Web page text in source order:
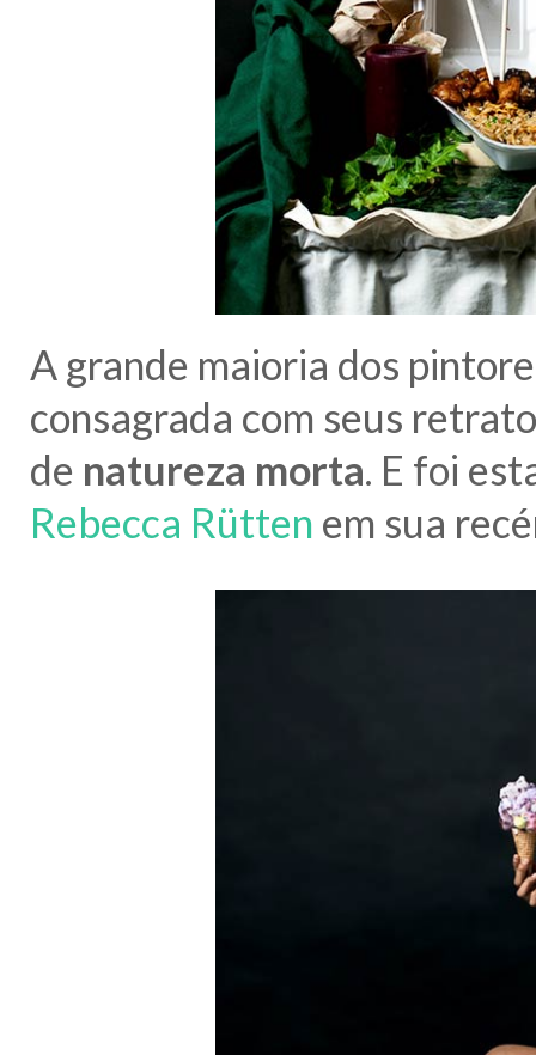
A grande maioria dos
consagrada com seus
de natureza morta. E foi
Rebecca Rütten em sua